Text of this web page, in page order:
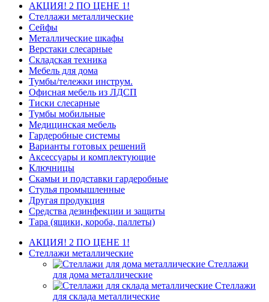
АКЦИЯ! 2 ПО ЦЕНЕ 1!
Стеллажи металлические
Сейфы
Металлические шкафы
Верстаки слесарные
Складская техника
Мебель для дома
Тумбы/тележки инструм.
Офисная мебель из ЛДСП
Тиски слесарные
Тумбы мобильные
Медицинская мебель
Гардеробные системы
Варианты готовых решений
Аксессуары и комплектующие
Ключницы
Скамьи и подставки гардеробные
Стулья промышленные
Другая продукция
Средства дезинфекции и защиты
Тара (ящики, короба, паллеты)
АКЦИЯ! 2 ПО ЦЕНЕ 1!
Стеллажи металлические
Стеллажи
для дома металлические
Стеллажи
для склада металлические